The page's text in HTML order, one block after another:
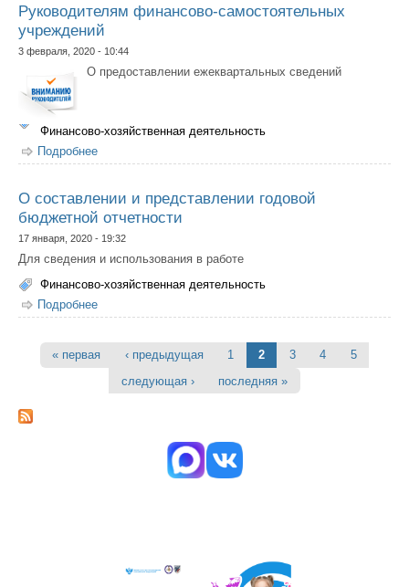
Руководителям финансово-самостоятельных
учреждений
3 февраля, 2020 - 10:44
О предоставлении ежеквартальных сведений
Финансово-хозяйственная деятельность
Подробнее
учреждений
О составлении и представлении годовой
бюджетной отчетности
17 января, 2020 - 19:32
Для сведения и использования в работе
Финансово-хозяйственная деятельность
Подробнее
отчетности
Страницы
« первая ‹ предыдущая 1 2 3 4
5
следующая ›
последняя »